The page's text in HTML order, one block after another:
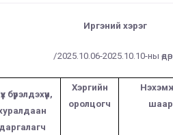
Иргэний хэрэг
/2025.10.06-2025.10.10-ны
бүрэлдэхүүн,
даргалагч
Хэргийн
оролцогч